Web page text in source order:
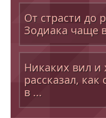
От страсти до
Зодиака чаще
Никаких вил и
рассказал,
в ...